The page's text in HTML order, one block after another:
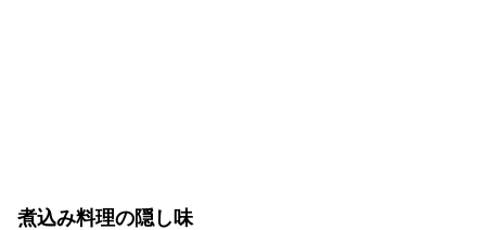
煮込み料理の隠し味